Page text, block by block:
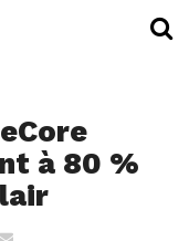
à 80 %